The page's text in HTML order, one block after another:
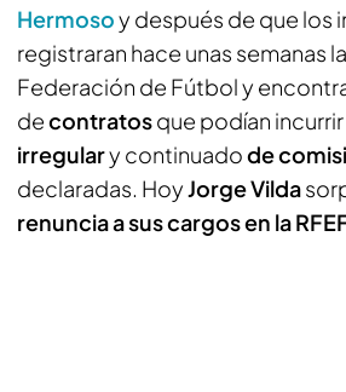
Hermosoy después de que los
registraran hace unas semanas
Federación de Fútbol y
decontratosque podían incurrir
irregulary continuadode
declaradas. HoyJorge Vilda
renuncia a sus cargos en la